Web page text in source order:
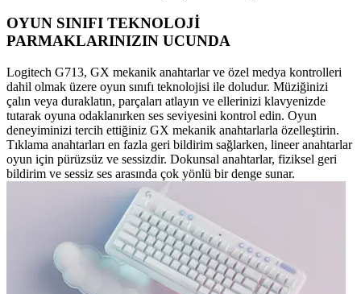
OYUN SINIFI TEKNOLOJİ
PARMAKLARINIZIN UCUNDA
Logitech G713, GX mekanik anahtarlar ve özel medya kontrolleri
dahil olmak üzere oyun sınıfı teknolojisi ile doludur. Müziğinizi
çalın veya duraklatın, parçaları atlayın ve ellerinizi klavyenizde
tutarak oyuna odaklanırken ses seviyesini kontrol edin. Oyun
deneyiminizi tercih ettiğiniz GX mekanik anahtarlarla özelleştirin.
Tıklama anahtarları en fazla geri bildirim sağlarken, lineer anahtarlar
oyun için pürüzsüz ve sessizdir. Dokunsal anahtarlar, fiziksel geri
bildirim ve sessiz ses arasında çok yönlü bir denge sunar.